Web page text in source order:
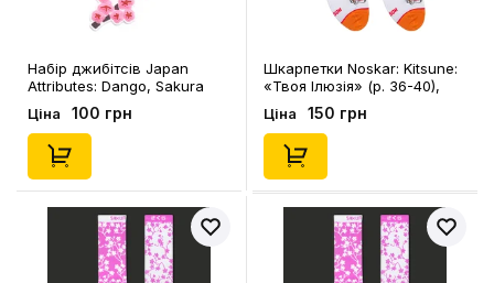
Набір джибітсів Japan
Attributes: Dango, Sakura
Flower and Mochi, (6594)
Ціна 100 грн
Шкарпетки Noskar: Kitsune:
«‎Твоя Ілюзія» (р. 36-40),
(91632)
Ціна 150 грн